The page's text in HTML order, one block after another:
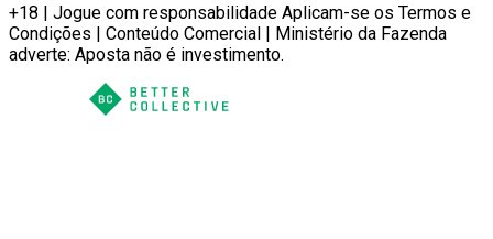
+18 | Jogue com responsabilidade Aplicam-se os Termos e
Condições | Conteúdo Comercial | Ministério da Fazenda
adverte: Aposta não é investimento.